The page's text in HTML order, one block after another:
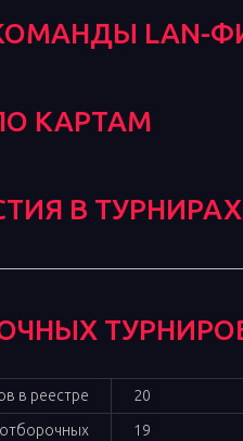
LAN-
КАРТАМ
В
в реестре
20
19